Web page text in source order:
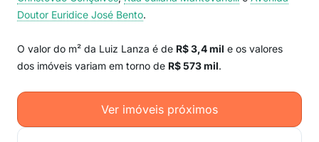
Doutor Euridice José Bento.
O valor do m² da Luiz Lanza é de R$ 3,4 mil e os valores
dos imóveis variam em torno de R$ 573 mil.
Ver imóveis próximos